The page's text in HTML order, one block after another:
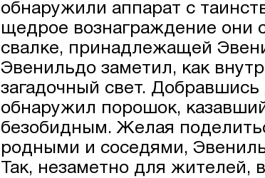
обнаружили аппарат с
щедрое вознаграждение они
свалке, принадлежащей
Эвенильдо заметил, как
загадочный свет.
обнаружил порошок,
безобидным. Желая
родными и соседями,
Так, незаметно для жителей,